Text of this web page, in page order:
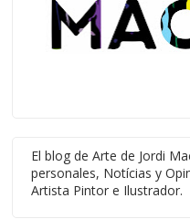
El blog de Arte de Jordi
personales, Notícias y
Artista Pintor e Ilustrador.